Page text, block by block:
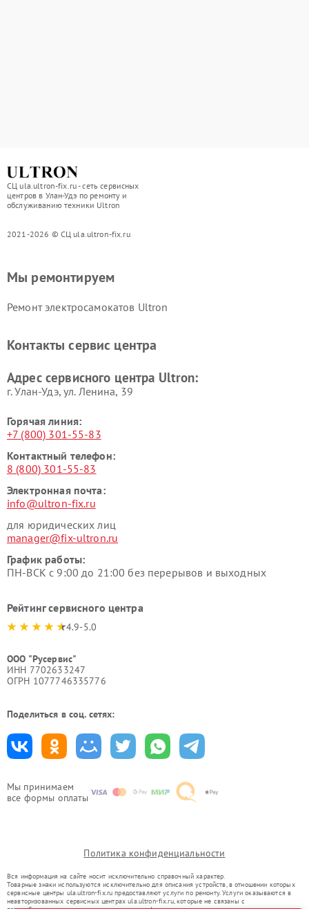
СЦ ula.ultron-fix.ru - сеть сервисных
центров в Улан-Удэ по ремонту и
обслуживанию техники Ultron
2021-2026 © СЦ ula.ultron-fix.ru
Мы принимаем
все формы оплаты
Мы ремонтируем
Ремонт электросамокатов Ultron
Контакты сервис центра
Адрес сервисного центра Ultron:
г. Улан-Удэ, ул. Ленина, 39
Горячая линия:
+7 (800) 301-55-83
Контактный телефон:
8 (800) 301-55-83
Электронная почта:
info@ultron-fix.ru
для юридических лиц
manager@fix-ultron.ru
График работы:
ПН-ВСК с 9:00 до 21:00 без перерывов и выходных
Рейтинг сервисного центра
4.9-5.0
ООО "Русервис"
ИНН 7702633247
ОГРН 1077746335776
Поделиться в соц. сетях:
Политика конфиденциальности
Вся информация на сайте носит исключительно справочный характер.
Товарные знаки используются исключительно для описания устройств, в отношении которых
сервисные центры ula.ultron-fix.ru предоставляют услуги по ремонту. Услуги оказываются в
неавторизованных сервисных центрах ula.ultron-fix.ru, которые не связаны с